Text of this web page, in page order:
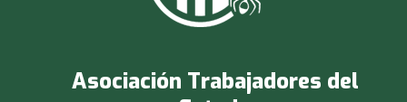
Asociación Trabajadores del